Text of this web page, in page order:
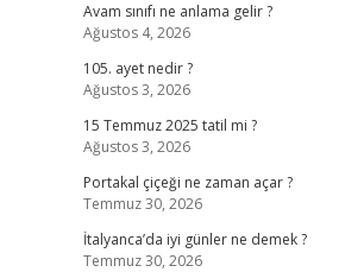
Avam sınıfı ne anlama gelir ?
Ağustos 4, 2026
105. ayet nedir ?
Ağustos 3, 2026
15 Temmuz 2025 tatil mi ?
Ağustos 3, 2026
Portakal çiçeği ne zaman açar ?
Temmuz 30, 2026
İtalyanca’da iyi günler ne demek ?
Temmuz 30, 2026